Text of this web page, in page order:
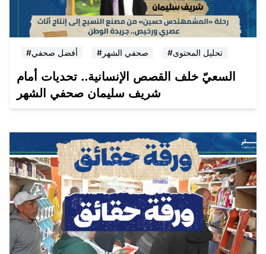
#أفضل صحفي #صحفي الشهر #تحليل المحتوى
السعيّ خلف القصص الإنسانية.. تحديات أمام
شريف سليمان صحفي الشهر